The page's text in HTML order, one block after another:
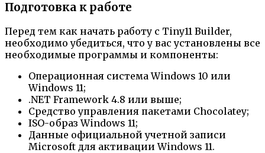
Подготовка к работе
Перед тем как начать работу с Tiny11 Builder,
необходимо убедиться, что у вас установлены все
необходимые программы и компоненты:
Операционная система Windows 10 или
Windows 11;
.NET Framework 4.8 или выше;
Средство управления пакетами Chocolatey;
ISO-образ Windows 11;
Данные официальной учетной записи
Microsoft для активации Windows 11.